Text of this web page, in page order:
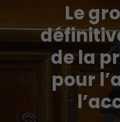
Le
de la
pour